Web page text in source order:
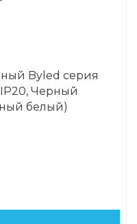
Byled серия
IP20, Черный
белый)